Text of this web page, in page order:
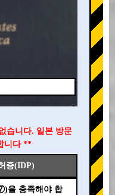
습니다. 일본 방문
니다 **
증(IDP)
을 충족해야 합